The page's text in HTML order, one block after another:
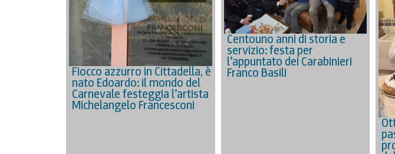
Fiocco azzurro in Cittadella, è
nato Edoardo: il mondo del
Carnevale festeggia l’artista
Michelangelo Francesconi
Centouno anni di storia e
servizio: festa per
l’appuntato dei Carabinieri
Franco Basili